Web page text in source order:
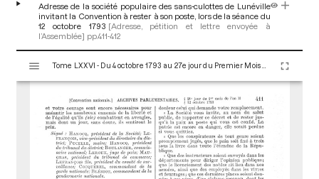
Adresse de la société populaire des sans-culottes de Lunéville
invitant la Convention à rester à son poste, lors de la séance du
12 octobre 1793 [Adresse, pétition et lettre envoyée à
l’Assemblée] pp.411-412
s